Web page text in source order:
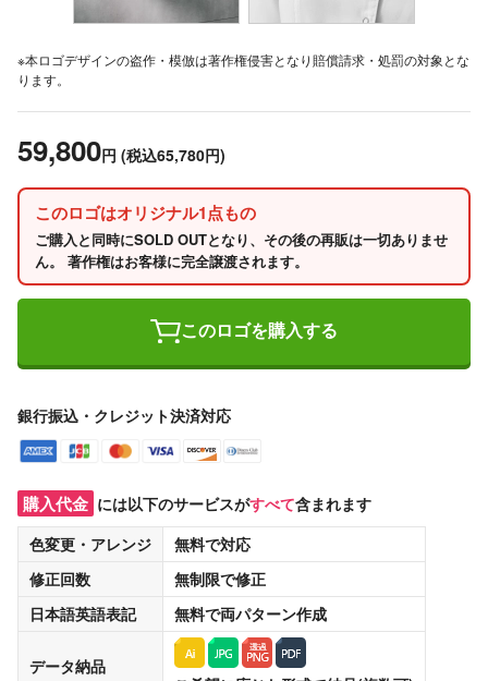
※本ロゴデザインの盗作・模倣は著作権侵害となり賠償請求・処罰の対象とな
ります。
59,800円 (税込65,780円)
このロゴはオリジナル1点もの
ご購入と同時にSOLD OUTとなり、その後の再販は一切ありませ
ん。 著作権はお客様に完全譲渡されます。
このロゴを購入する
銀行振込・クレジット決済対応
購入代金 には以下のサービスがすべて含まれます
色変更・アレンジ
無料で対応
修正回数
無制限で修正
日本語英語表記
無料で両パターン作成
データ納品